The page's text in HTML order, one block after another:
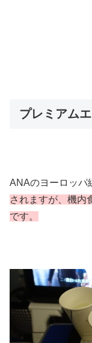
プレミアム
ANAのヨーロッパ
されますが、機内
です。